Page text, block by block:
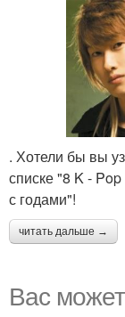
. Хотели бы вы
списке "8 K -
с годами"!
читать дальше →
Вас